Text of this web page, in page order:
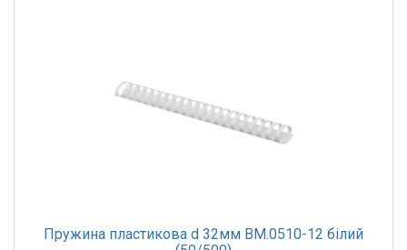
Пружина пластикова d 32мм BM.0510-12 білий